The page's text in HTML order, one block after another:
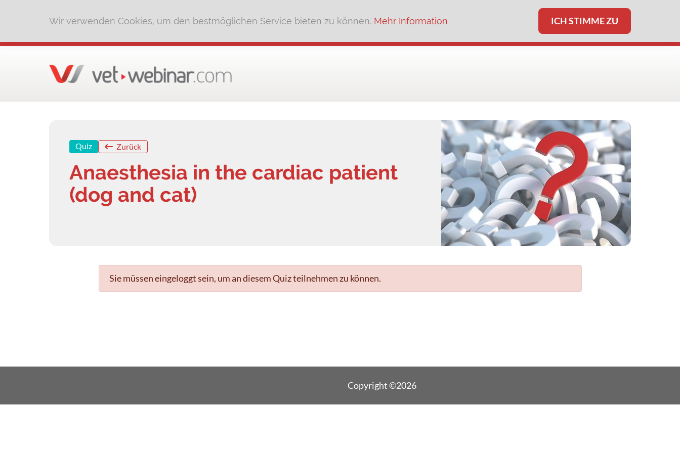
Wir verwenden Cookies, um den bestmöglichen Service bieten zu können. Mehr Information ICH STIMME ZU
Quiz Zurück
Anaesthesia in the cardiac patient
(dog and cat)
Sie müssen eingeloggt sein, um an diesem Quiz teilnehmen zu können.
Copyright ©2026